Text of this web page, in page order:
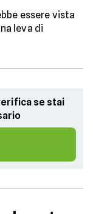
essere vista
leva di
se stai